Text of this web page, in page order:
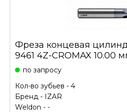
Фреза концевая
9461 4Z-CROMAX 10.00
по запросу
Кол-во зубьев - 4
Бренд - IZAR
Weldon - -